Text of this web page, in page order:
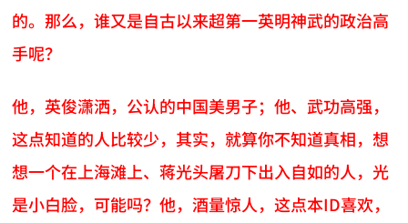
的。那么，谁又是自古以来超第一英明神武的政治高
手呢？
他，英俊潇洒，公认的中国美男子；他、武功高强，
这点知道的人比较少，其实，就算你不知道真相，想
想一个在上海滩上、蒋光头屠刀下出入自如的人，光
是小白脸，可能吗？他，酒量惊人，这点本ID喜欢，